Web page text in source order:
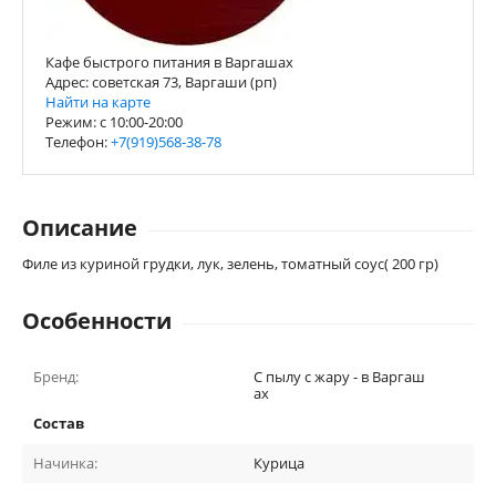
Кафе быстрого питания в Варгашах
Адрес: советская 73, Варгаши (рп)
Найти на карте
Режим: с 10:00-20:00
Телефон:+7(919)568-38-78
Описание
Филе из куриной грудки, лук, зелень, томатный соус( 200 гр)
Особенности
Бренд:
С пылу с жару - в Варгаш
ах
Состав
Начинка:
Курица